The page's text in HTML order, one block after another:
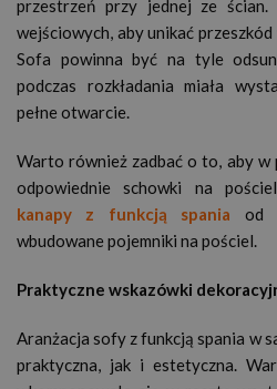
przestrzeń przy jednej ze
wejściowych, aby unikać
Sofa powinna być na tyle
podczas rozkładania miała
pełne otwarcie.
Warto również zadbać o to, aby w
odpowiednie schowki na
kanapy z funkcją spania
od
wbudowane pojemniki na pościel.
Praktyczne wskazówki
Aranżacja sofy z funkcją spania w
praktyczna, jak i estetyczna.